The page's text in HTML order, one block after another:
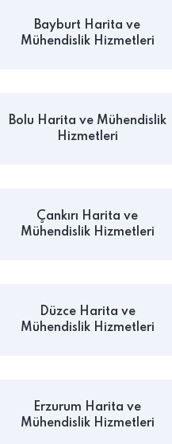
Bayburt Harita ve
Mühendislik Hizmetleri
Bolu Harita ve Mühendislik
Hizmetleri
Çankırı Harita ve
Mühendislik Hizmetleri
Düzce Harita ve
Mühendislik Hizmetleri
Erzurum Harita ve
Mühendislik Hizmetleri